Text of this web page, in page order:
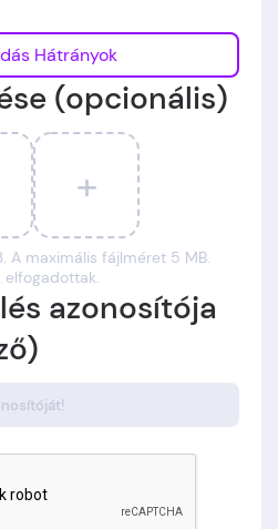
Hozzáadás Hátrányok
(opcionális)
+
A maximális fájlméret 5 MB.
elfogadottak.
azonosítója